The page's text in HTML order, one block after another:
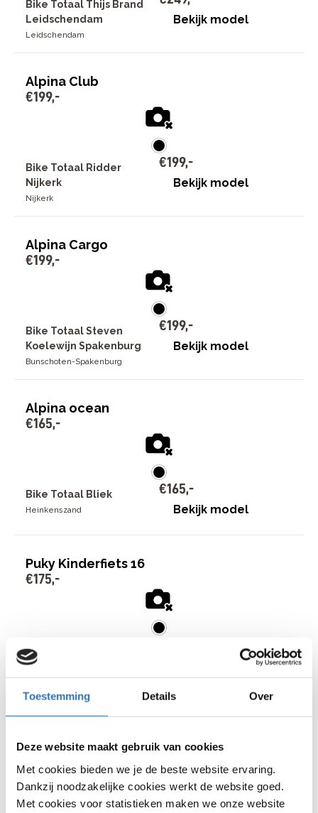
Toestemming Details Over
Deze website maakt gebruik van cookies
Met cookies bieden we je de beste website ervaring.
Dankzij noodzakelijke cookies werkt de website goed.
Met cookies voor statistieken maken we onze website
Bike Totaal Thijs Brand
Leidschendam
Leidschendam
Bekijk model
Alpina Club
€199,-
Bike Totaal Ridder
Nijkerk
Nijkerk
€199,-
Bekijk model
Alpina Cargo
€199,-
Bike Totaal Steven
Koelewijn Spakenburg
Bunschoten-Spakenburg
€199,-
Bekijk model
Alpina ocean
€165,-
Bike Totaal Bliek
Heinkenszand
€165,-
Bekijk model
Puky Kinderfiets 16
€175,-
Bike Totaal Bleumink
Brummen
Brummen
Bekijk model